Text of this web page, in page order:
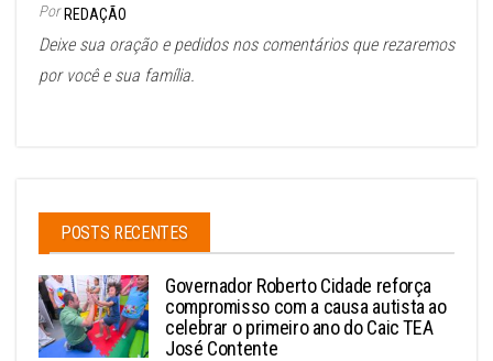
Por REDAÇÃO
Deixe sua oração e pedidos nos comentários que rezaremos
por você e sua família.
POSTS RECENTES
Governador Roberto Cidade reforça
compromisso com a causa autista ao
celebrar o primeiro ano do Caic TEA
José Contente